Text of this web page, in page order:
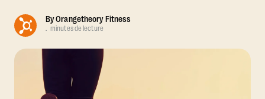
ByOrangetheory Fitness
. minutes de lecture